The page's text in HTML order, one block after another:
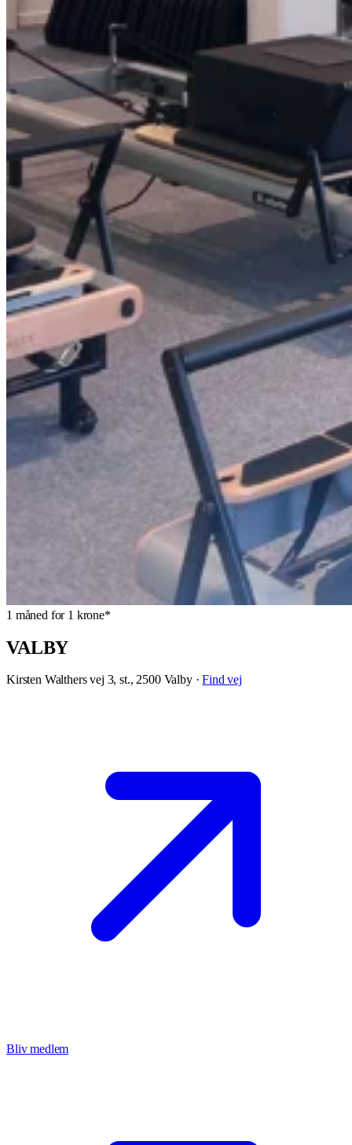
1 måned for 1 krone*
VALBY
Kirsten Walthers vej 3, st., 2500 Valby · Find vej
Bliv medlem